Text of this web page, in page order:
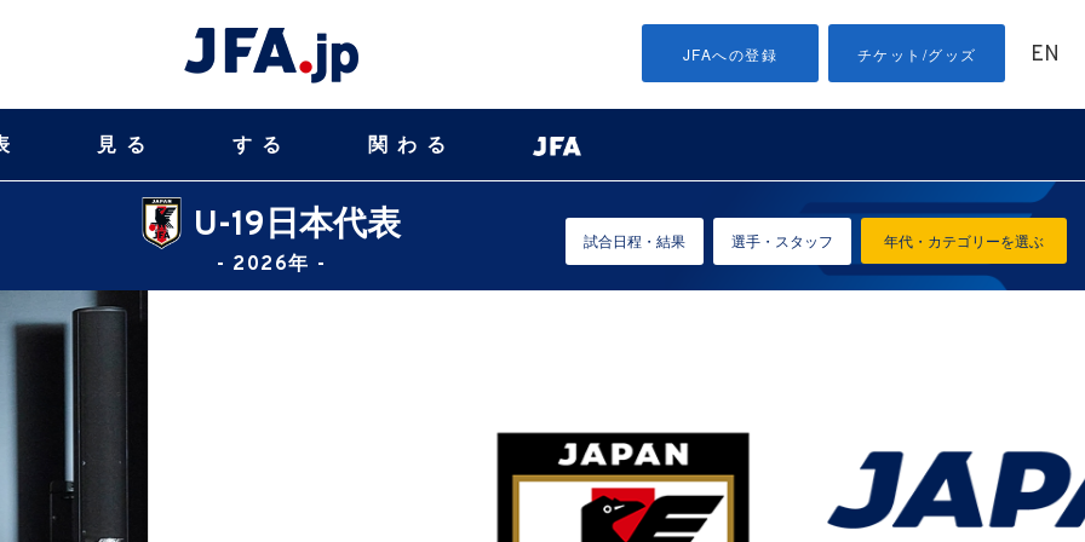
JFAへの登録 チケット/グッズ EN
見る する 関わる
U-19日本代表
- 2026年 -
年代・カテゴリーを選ぶ
試合日程・結果 選手・スタッフ